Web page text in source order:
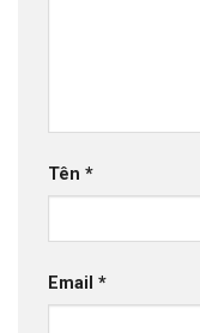
Tên *
Email *